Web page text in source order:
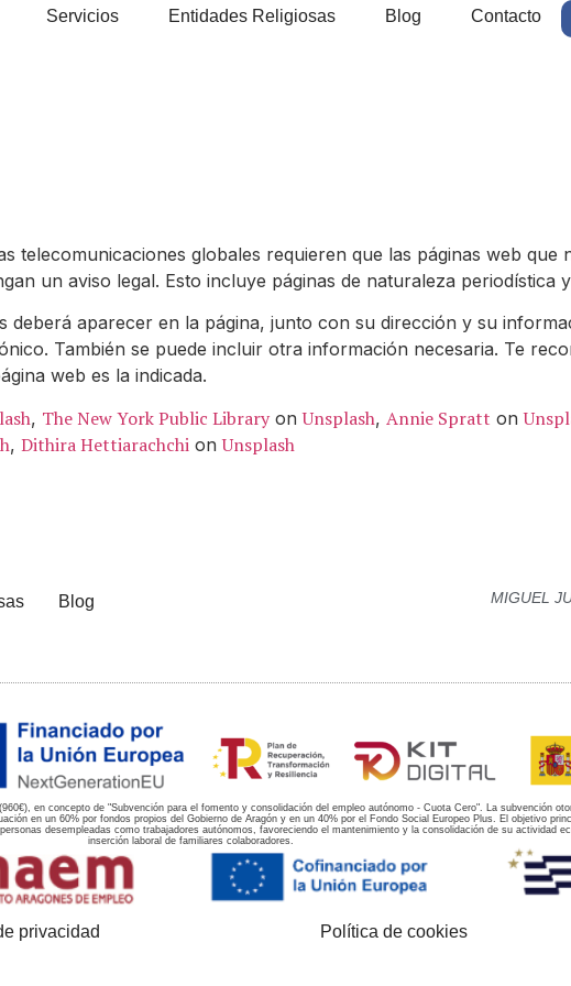
Servicios Entidades Religiosas Blog Contacto
telecomunicaciones globales requieren que las páginas web que
un aviso legal. Esto incluye páginas de naturaleza periodística
deberá aparecer en la página, junto con su dirección y su
También se puede incluir otra información necesaria. Te
web es la indicada.
, The New York Public LibraryonUnsplash, Annie Spratt on
, Dithira Hettiarachchi onUnsplash
Blog
MIGUEL
en concepto de "Subvención para el fomento y consolidación del empleo autónomo - Cuota Cero". La subvención
en un 60% por fondos propios del Gobierno de Aragón y en un 40% por el Fondo Social Europeo Plus. El objetivo
desempleadas como trabajadores autónomos, favoreciendo el mantenimiento y la consolidación de su actividad
inserción laboral de familiares colaboradores.
privacidad Política de cookies